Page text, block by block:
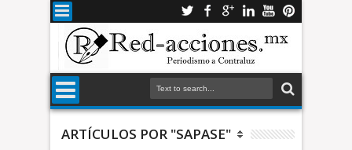
ARTÍCULOS POR "SAPASE"